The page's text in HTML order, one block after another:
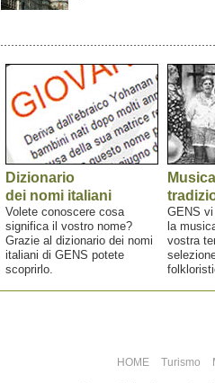
Dizionario
dei nomi italiani
Volete conoscere cosa
significa il vostro nome?
Grazie al dizionario dei nomi
italiani di GENS potete
scoprirlo.
Musica
GENS
la
vostra
HOME Turismo